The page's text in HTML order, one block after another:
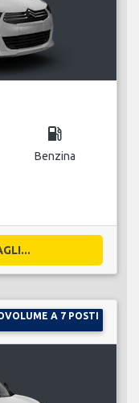
local_gas_station
Benzina
A 7 POSTI